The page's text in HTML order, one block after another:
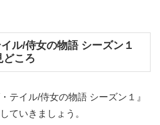
ル/侍女の物語 シーズン１
どころ
テイル/侍女の物語 シーズン１』
ていきましょう。